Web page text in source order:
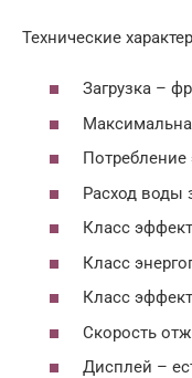
Технические
Загрузка –
Потребление
Расход воды
Класс
Класс
Класс
Скорость
Дисплей –